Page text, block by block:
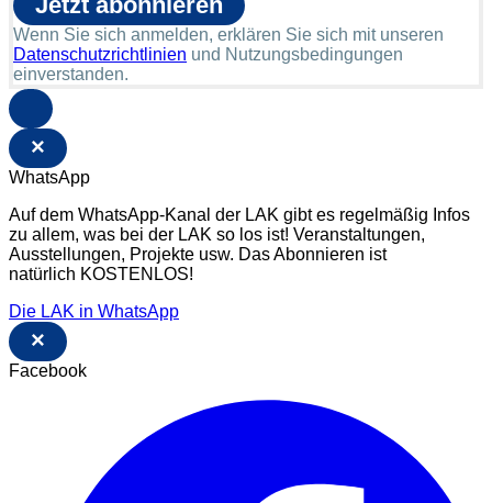
Wenn Sie sich anmelden, erklären Sie sich mit unseren
Datenschutzrichtlinien und Nutzungsbedingungen
einverstanden.
×
WhatsApp
Auf dem WhatsApp-Kanal der LAK gibt es regelmäßig Infos
zu allem, was bei der LAK so los ist! Veranstaltungen,
Ausstellungen, Projekte usw. Das Abonnieren ist
natürlich KOSTENLOS!
Die LAK in WhatsApp
×
Facebook